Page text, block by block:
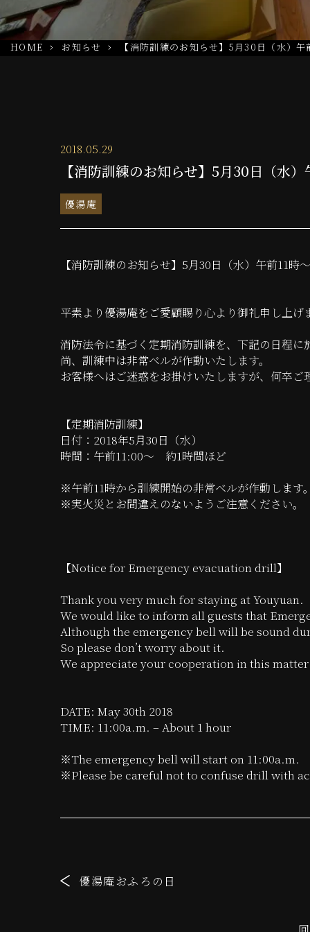
HOME お知らせ 【消防訓練のお知らせ】5月30日（水）午
2018.05.29
【消防訓練のお知らせ】5月30日（水）
優湯庵
【消防訓練のお知らせ】5月30日（水）午前11時～
平素より優湯庵をご愛顧賜り心より御礼申し上げ
消防法令に基づく定期消防訓練を、下記の日程に
尚、訓練中は非常ベルが作動いたします。
お客様へはご迷惑をお掛けいたしますが、何卒
【定期消防訓練】
日付：2018年5月30日（水）
時間：午前11:00～ 約1時間ほど
※午前11時から訓練開始の非常ベルが作動します
※実火災とお間違えのないようご注意ください。
【Notice for Emergency evacuation drill】
Thank you very much for staying at Youyuan.
We would like to inform all guests that
Although the emergency bell will be sound
So please don’t worry about it.
We appreciate your cooperation in this
DATE: May 30th 2018
TIME: 11:00a.m. – About 1 hour
※The emergency bell will start on 11:00a.m.
※Please be careful not to confuse drill with
優湯庵おふろの日